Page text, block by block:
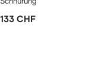
133 CHF